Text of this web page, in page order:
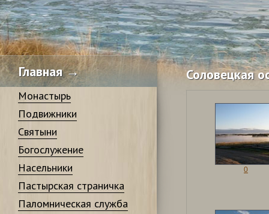
Главная →
Монастырь
Подвижники
Святыни
Богослужение
Насельники
Пастырская страничка
Паломническая служба
Соловецкая
0